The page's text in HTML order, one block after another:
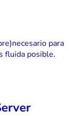
para
fluida posible.